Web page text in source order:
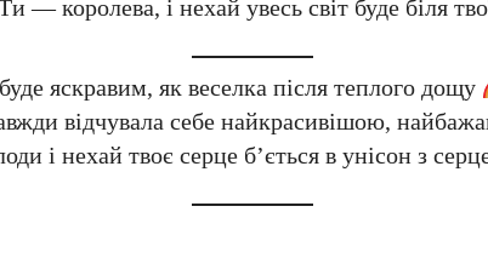
— королева, і нехай увесь світ буде біля
яскравим, як веселка після теплого дощу
відчувала себе найкрасивішою,
і нехай твоє серце б’ється в унісон з